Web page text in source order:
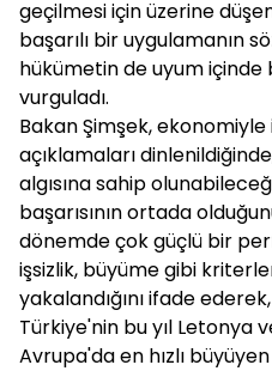
geçilmesi için üzerine
başarılı bir uygulamanın
hükümetin de uyum içinde
vurguladı.
Bakan Şimşek,
açıklamaları
algısına sahip
başarısının ortada
dönemde çok güçlü bir
işsizlik, büyüme gibi
yakalandığını ifade
Türkiye'nin bu yıl Letonya
Avrupa'da en hızlı büyüyen